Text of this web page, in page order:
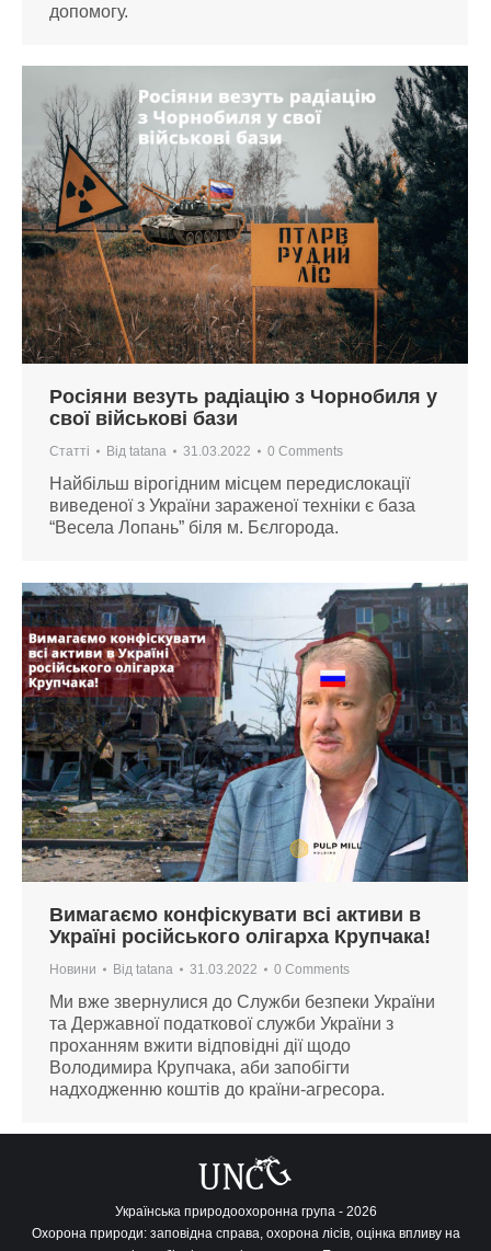
допомогу.
Росіяни везуть радіацію з Чорнобиля у
свої військові бази
Статті Від tatana 31.03.2022 0 Comments
Найбільш вірогідним місцем передислокації
виведеної з України зараженої техніки є база
“Весела Лопань” біля м. Бєлгорода.
Вимагаємо конфіскувати всі активи в
Україні російського олігарха Крупчака!
Новини Від tatana 31.03.2022 0 Comments
Ми вже звернулися до Служби безпеки України
та Державної податкової служби України з
проханням вжити відповідні дії щодо
Володимира Крупчака, аби запобігти
надходженню коштів до країни-агресора.
Українська природоохоронна група - 2026
Охорона природи: заповідна справа, охорона лісів, оцінка впливу на